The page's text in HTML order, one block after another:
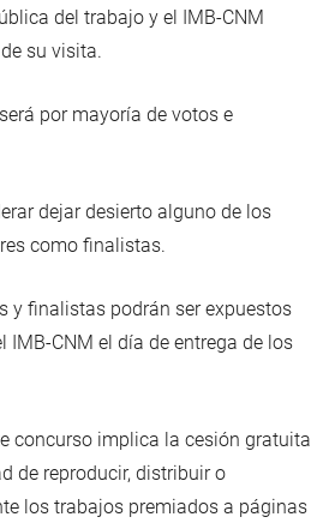
del trabajo y el IMB-CNM
su visita.
por mayoría de votos e
dejar desierto alguno de los
como finalistas.
y finalistas podrán ser expuestos
IMB-CNM el día de entrega de los
concurso implica la cesión gratuita
de reproducir, distribuir o
los trabajos premiados a páginas